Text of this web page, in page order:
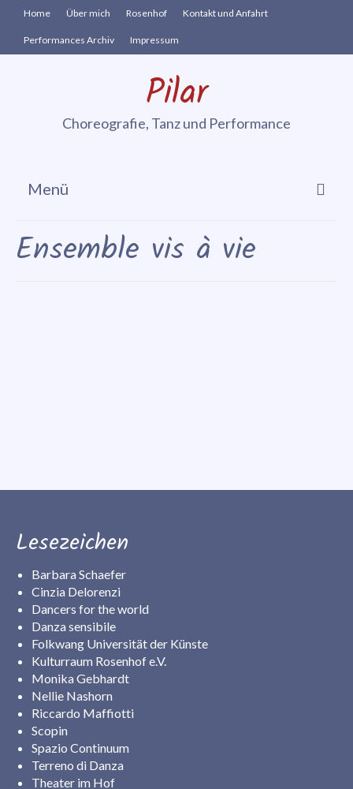
Home Über mich Rosenhof Kontakt und Anfahrt
Performances Archiv Impressum
Pilar
Choreografie, Tanz und Performance
Menü
In-Zeit-Sprung
Ensemble vis à vie
Lesezeichen
Barbara Schaefer
Cinzia Delorenzi
Dancers for the world
Danza sensibile
Folkwang Universität der Künste
Kulturraum Rosenhof e.V.
Monika Gebhardt
Nellie Nashorn
Riccardo Maffiotti
Scopin
Spazio Continuum
Terreno di Danza
Theater im Hof